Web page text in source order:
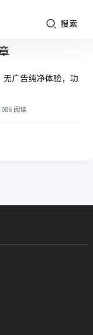
搜索
无广告纯净体验，功
阅读